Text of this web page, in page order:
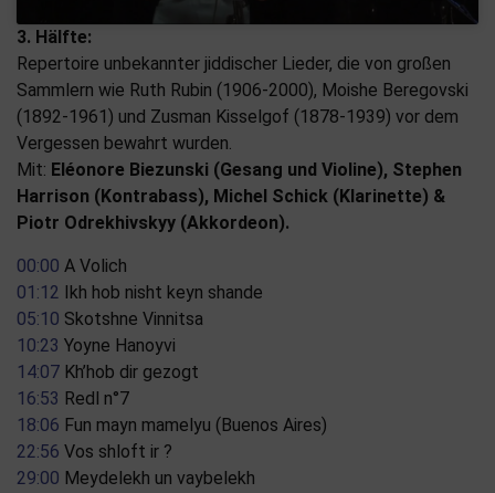
3. Hälfte:
Repertoire unbekannter jiddischer Lieder, die von großen
Sammlern wie Ruth Rubin (1906-2000), Moishe Beregovski
(1892-1961) und Zusman Kisselgof (1878-1939) vor dem
Vergessen bewahrt wurden.
Mit: Eléonore Biezunski (Gesang und Violine), Stephen
Harrison (Kontrabass), Michel Schick (Klarinette) &
Piotr Odrekhivskyy (Akkordeon).
00:00 A Volich
01:12 Ikh hob nisht keyn shande
05:10 Skotshne Vinnitsa
10:23 Yoyne Hanoyvi
14:07 Kh’hob dir gezogt
16:53 Redl n°7
18:06 Fun mayn mamelyu (Buenos Aires)
22:56 Vos shloft ir ?
29:00 Meydelekh un vaybelekh